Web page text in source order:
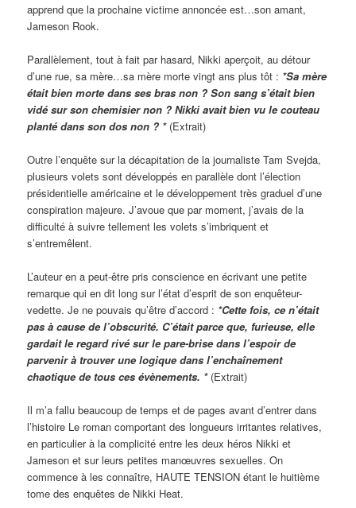
apprend que la prochaine victime annoncée est…son amant,
Jameson Rook.
Parallèlement, tout à fait par hasard, Nikki aperçoit, au détour
d’une rue, sa mère…sa mère morte vingt ans plus tôt : *Sa mère
était bien morte dans ses bras non ? Son sang s’était bien
vidé sur son chemisier non ? Nikki avait bien vu le couteau
planté dans son dos non ? *(Extrait)
Outre l’enquête sur la décapitation de la journaliste Tam Svejda,
plusieurs volets sont développés en parallèle dont l’élection
présidentielle américaine et le développement très graduel d’une
conspiration majeure. J’avoue que par moment, j’avais de la
difficulté à suivre tellement les volets s’imbriquent et
s’entremêlent.
L’auteur en a peut-être pris conscience en écrivant une petite
remarque qui en dit long sur l’état d’esprit de son enquêteur-
vedette. Je ne pouvais qu’être d’accord : *Cette fois, ce n’était
pas à cause de l’obscurité. C’était parce que, furieuse, elle
gardait le regard rivé sur le pare-brise dans l’espoir de
parvenir à trouver une logique dans l’enchaînement
chaotique de tous ces évènements. *(Extrait)
Il m’a fallu beaucoup de temps et de pages avant d’entrer dans
l’histoire Le roman comportant des longueurs irritantes relatives,
en particulier à la complicité entre les deux héros Nikki et
Jameson et sur leurs petites manœuvres sexuelles. On
commence à les connaître, HAUTE TENSION étant le huitième
tome des enquêtes de Nikki Heat.